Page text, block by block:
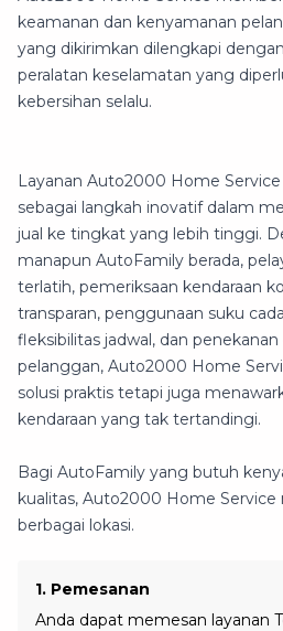
keamanan dan kenyamanan
yang dikirimkan dilengkapi
peralatan keselamatan yang
kebersihan selalu.
Layanan Auto2000 Home
sebagai langkah inovatif dalam
jual ke tingkat yang lebih tinggi.
manapun AutoFamily berada,
terlatih, pemeriksaan kendaraan
transparan, penggunaan suku
fleksibilitas jadwal, dan
pelanggan, Auto2000 Home
solusi praktis tetapi juga
kendaraan yang tak tertandingi.
Bagi AutoFamily yang butuh
kualitas, Auto2000 Home Service
berbagai lokasi.
1. Pemesanan
Anda dapat memesan layanan